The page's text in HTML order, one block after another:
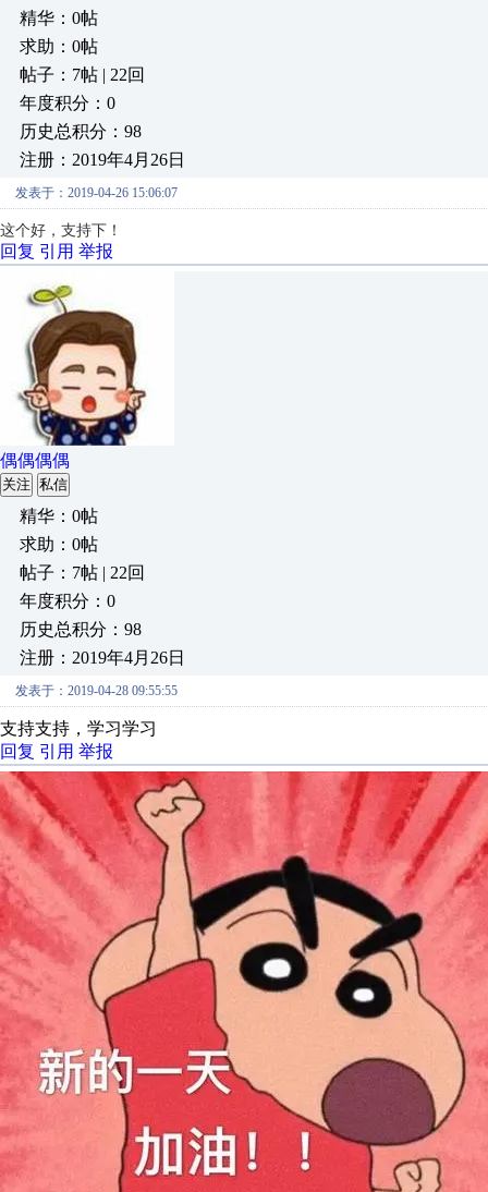
精华：0帖
求助：0帖
帖子：7帖 | 22回
年度积分：0
历史总积分：98
注册：2019年4月26日
发表于：2019-04-26 15:06:07
这个好，支持下！
回复 引用 举报
偶偶偶偶
关注 私信
精华：0帖
求助：0帖
帖子：7帖 | 22回
年度积分：0
历史总积分：98
注册：2019年4月26日
发表于：2019-04-28 09:55:55
支持支持，学习学习
回复 引用 举报